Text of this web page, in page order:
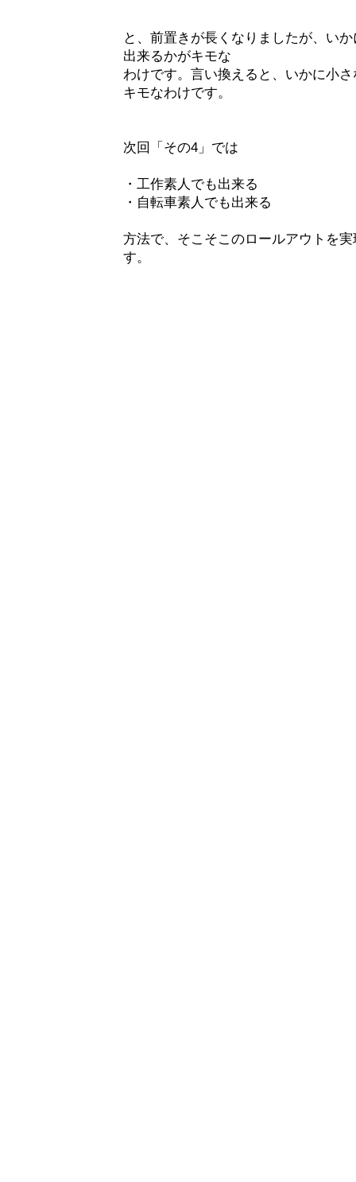
と、前置きが長くなりましたが、い
出来るかがキモな
わけです。言い換えると、いかに小
キモなわけです。
次回「その4」では
・工作素人でも出来る
・自転車素人でも出来る
方法で、そこそこのロールアウトを
す。